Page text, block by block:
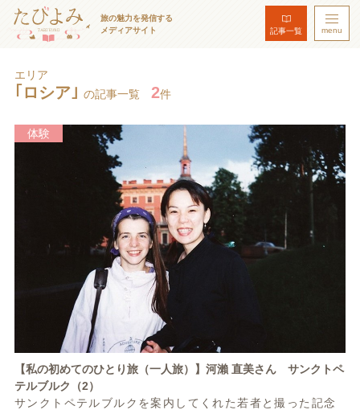
旅の魅力を発信する
メディアサイト
記事一覧 menu
エリア
｢ロシア｣ の記事一覧 2件
体験
【私の初めてのひとり旅（一人旅）】河瀨 直美さん サンクトペ
テルブルク（2）
サンクトペテルブルクを案内してくれた若者と撮った記念